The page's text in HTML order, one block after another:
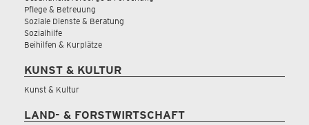
Pflege & Betreuung
Soziale Dienste & Beratung
Sozialhilfe
Beihilfen & Kurplätze
KUNST & KULTUR
Kunst & Kultur
LAND- & FORSTWIRTSCHAFT